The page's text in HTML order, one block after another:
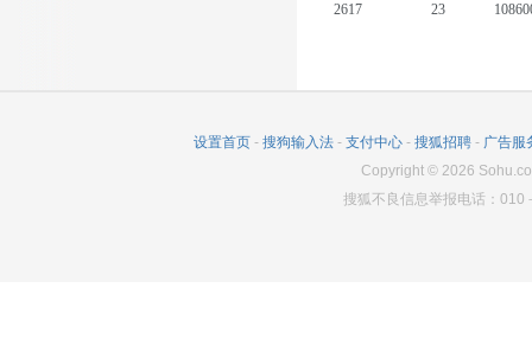
2617
23
2605
361
2439
207
设置首页 - 搜狗输入法 - 支付中心 - 搜狐招聘 - 广告服
Copyright© 2026
搜狐不良信息举报电话：010